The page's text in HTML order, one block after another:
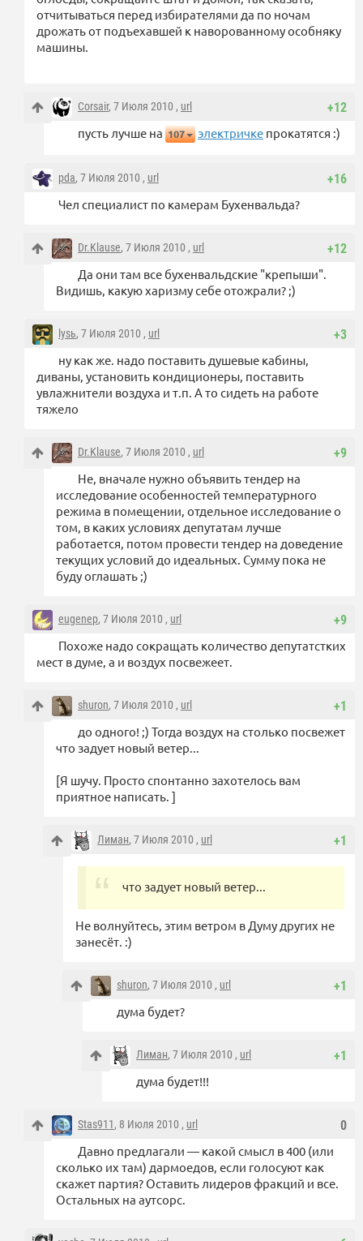
отчитываться перед избирателями да по ночам
дрожать от подъехавшей к наворованному особняку
машины.
+12
Corsair, 7 Июля 2010 , url
пусть лучше на 107 электричке прокатятся :)
+16
pda, 7 Июля 2010 , url
Чел специалист по камерам Бухенвальда?
+12
Dr.Klause, 7 Июля 2010 , url
Да они там все бухенвальдские "крепыши".
Видишь, какую харизму себе отожрали? ;)
+3
lysь, 7 Июля 2010 , url
ну как же. надо поставить душевые кабины,
диваны, установить кондиционеры, поставить
увлажнители воздуха и т.п. А то сидеть на работе
тяжело
+9
Dr.Klause, 7 Июля 2010 , url
Не, вначале нужно объявить тендер на
исследование особенностей температурного
режима в помещении, отдельное исследование о
том, в каких условиях депутатам лучше
работается, потом провести тендер на доведение
текущих условий до идеальных. Сумму пока не
буду оглашать ;)
+9
eugenep, 7 Июля 2010 , url
Похоже надо сокращать количество депутатстких
мест в думе, а и воздух посвежеет.
+1
shuron, 7 Июля 2010 , url
до одного! ;) Тогда воздух на столько посвежет
что задует новый ветер...
[Я шучу. Просто спонтанно захотелось вам
приятное написать. ]
+1
Лиман, 7 Июля 2010 , url
что задует новый ветер...
Не волнуйтесь, этим ветром в Думу других не
занесёт. :)
+1
shuron, 7 Июля 2010 , url
дума будет?
+1
Лиман, 7 Июля 2010 , url
дума будет!!!
0
Stas911, 8 Июля 2010 , url
Давно предлагали — какой смысл в 400 (или
сколько их там) дармоедов, если голосуют как
скажет партия? Оставить лидеров фракций и все.
Остальных на аутсорс.